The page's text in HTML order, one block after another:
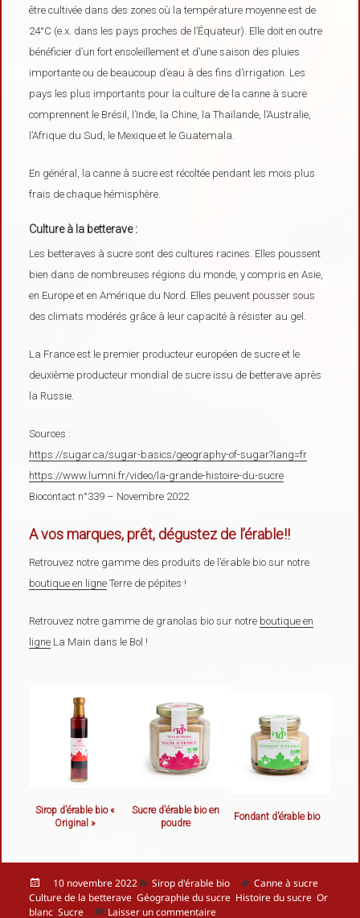
être cultivée dans des zones où la température moyenne est de
24°C (e.x. dans les pays proches de l’Équateur). Elle doit en outre
bénéficier d’un fort ensoleillement et d’une saison des pluies
importante ou de beaucoup d’eau à des fins d’irrigation. Les
pays les plus importants pour la culture de la canne à sucre
comprennent le Brésil, l’Inde, la Chine, la Thaïlande, l’Australie,
l’Afrique du Sud, le Mexique et le Guatemala.
En général, la canne à sucre est récoltée pendant les mois plus
frais de chaque hémisphère.
Culture à la betterave :
Les betteraves à sucre sont des cultures racines. Elles poussent
bien dans de nombreuses régions du monde, y compris en Asie,
en Europe et en Amérique du Nord. Elles peuvent pousser sous
des climats modérés grâce à leur capacité à résister au gel.
La France est le premier producteur européen de sucre et le
deuxième producteur mondial de sucre issu de betterave après
la Russie.
Sources :
https://sugar.ca/sugar-basics/geography-of-sugar?lang=fr
https://www.lumni.fr/video/la-grande-histoire-du-sucre
Biocontact n°339 – Novembre 2022
A vos marques, prêt, dégustez de l’érable!!
Retrouvez notre gamme des produits de l’érable bio sur notre
boutique en ligne Terre de pépites !
Retrouvez notre gamme de granolas bio sur notre boutique en
ligne La Main dans le Bol !
Sirop d’érable bio «
Original »
Sucre d’érable bio en
poudre
Fondant d’érable bio
Publié
le
10 novembre 2022 Catégories
Sirop d'érable bio
Mots-
clés
Canne à sucre,
Culture de la betterave,Géographie du sucre, Histoire du sucre,Or
blanc,Sucre Laisser un commentairesur Histoire du sucre